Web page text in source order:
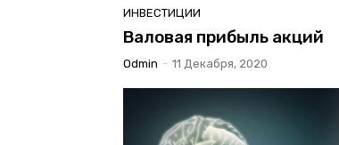
ИНВЕСТИЦИИ
Валовая прибыль акций
Odmin - 11 Декабря, 2020